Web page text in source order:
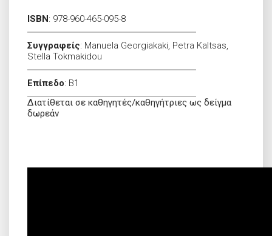
ISBN: 978-960-465-095-8
Συγγραφείς: Manuela Georgiakaki, Petra Kaltsas,
Stella Tokmakidou
Επίπεδο: B1
Διατίθεται σε καθηγητές/καθηγήτριες ως δείγμα
δωρεάν